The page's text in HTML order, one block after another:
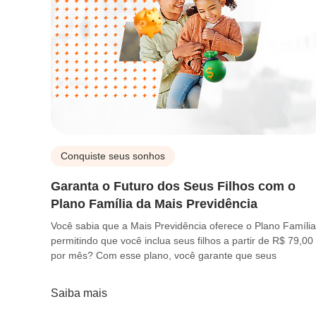
Conquiste seus sonhos
Garanta o Futuro dos Seus Filhos com o
Plano Família da Mais Previdência
Você sabia que a Mais Previdência oferece o Plano
permitindo que você inclua seus filhos a partir de R$ 79,00
por mês? Com esse plano, você garante que seus
Saiba mais